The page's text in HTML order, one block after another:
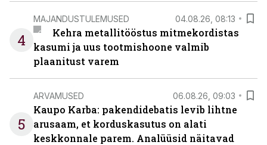
4
MAJANDUSTULEMUSED 04.08.26, 08:13
Kehra metallitööstus mitmekordistas
kasumi ja uus tootmishoone valmib
plaanitust varem
5
ARVAMUSED 06.08.26, 09:03
Kaupo Karba: pakendidebatis levib lihtne
arusaam, et korduskasutus on alati
keskkonnale parem. Analüüsid näitavad